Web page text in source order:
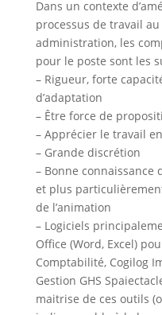
Dans un contexte
processus de travail
administration, les
pour le poste sont les
– Rigueur, forte
d’adaptation
– Être force de
– Apprécier le travail
– Grande discrétion
– Bonne
et plus
de l’animation
– Logiciels
Office (Word, Excel)
Comptabilité, Cogilog
Gestion GHS
maitrise de ces outils